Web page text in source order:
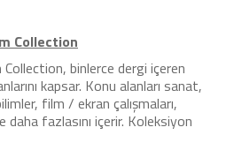
Collection
binlerce dergi içeren
kapsar. Konu alanları sanat,
film / ekran çalışmaları,
fazlasını içerir. Koleksiyon